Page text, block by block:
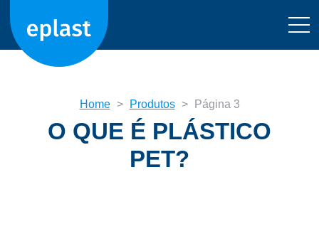
Home > Produtos > Página 3
O QUE É PLÁSTICO
PET?